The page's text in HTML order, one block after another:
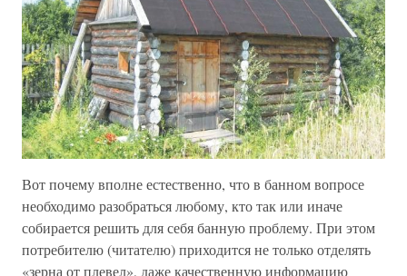
Вот почему вполне естественно, что в банном вопросе
необходимо разобраться любому, кто так или иначе
собирается решить для себя банную проблему. При этом
потребителю (читателю) приходится не только отделять
«зерна от плевел», даже качественную информацию